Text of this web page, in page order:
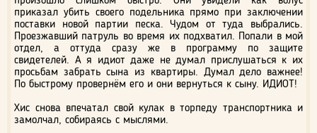
приказал убить своего подельника прямо при заключении
поставки новой партии песка. Чудом от туда выбрались.
Проезжавший патруль во время их подхватил. Попали в мой
отдел, а оттуда сразу же в программу по защите
свидетелей. А я идиот даже не думал прислушаться к их
просьбам забрать сына из квартиры. Думал дело важнее!
По быстрому провернём его и они вернуться к сыну. ИДИОТ!
Хис снова впечатал свой кулак в торпеду транспортника и
замолчал, собираясь с мыслями.